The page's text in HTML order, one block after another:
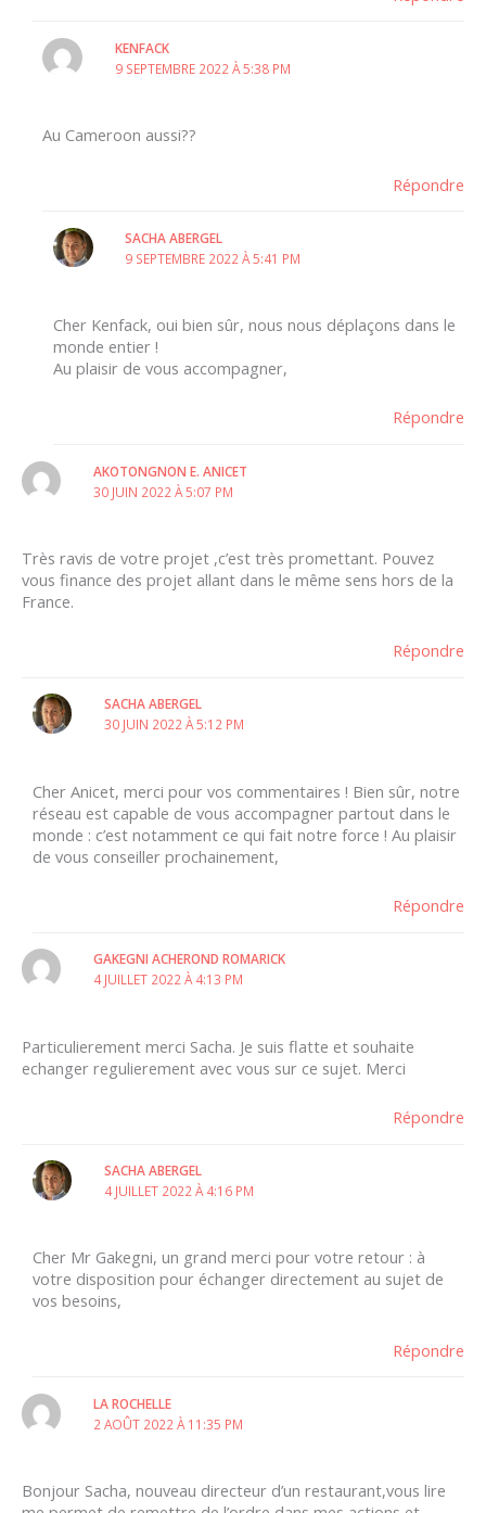
KENFACK
9 SEPTEMBRE 2022 À 5:38 PM
Au Cameroon aussi??
Répondre
SACHA ABERGEL
9 SEPTEMBRE 2022 À 5:41 PM
Cher Kenfack, oui bien sûr, nous nous déplaçons dans le
monde entier !
Au plaisir de vous accompagner,
Répondre
AKOTONGNON E. ANICET
30 JUIN 2022 À 5:07 PM
Très ravis de votre projet ,c’est très promettant. Pouvez
vous finance des projet allant dans le même sens hors de la
France.
Répondre
SACHA ABERGEL
30 JUIN 2022 À 5:12 PM
Cher Anicet, merci pour vos commentaires ! Bien sûr, notre
réseau est capable de vous accompagner partout dans le
monde : c’est notamment ce qui fait notre force ! Au plaisir
de vous conseiller prochainement,
Répondre
GAKEGNI ACHEROND ROMARICK
4 JUILLET 2022 À 4:13 PM
Particulierement merci Sacha. Je suis flatte et souhaite
echanger regulierement avec vous sur ce sujet. Merci
Répondre
SACHA ABERGEL
4 JUILLET 2022 À 4:16 PM
Cher Mr Gakegni, un grand merci pour votre retour : à
votre disposition pour échanger directement au sujet de
vos besoins,
Répondre
LA ROCHELLE
2 AOÛT 2022 À 11:35 PM
Bonjour Sacha, nouveau directeur d’un restaurant,vous lire